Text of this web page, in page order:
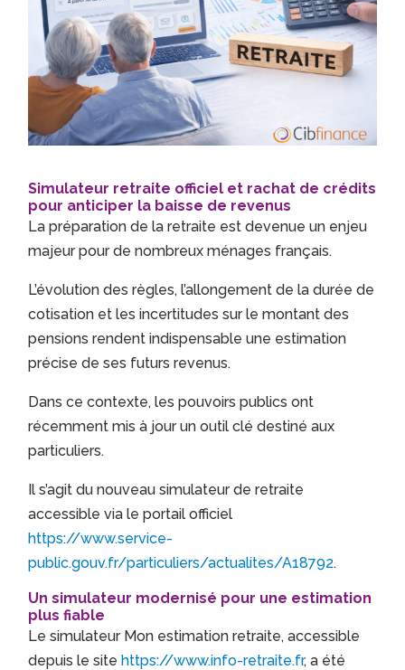
Simulateur retraite officiel et rachat de crédits
pour anticiper la baisse de revenus
La préparation de la retraite est devenue un enjeu
majeur pour de nombreux ménages français.
L’évolution des règles, l’allongement de la durée de
cotisation et les incertitudes sur le montant des
pensions rendent indispensable une estimation
précise de ses futurs revenus.
Dans ce contexte, les pouvoirs publics ont
récemment mis à jour un outil clé destiné aux
particuliers.
Il s’agit du nouveau simulateur de retraite
accessible via le portail officiel
https://www.service-
public.gouv.fr/particuliers/actualites/A18792.
Un simulateur modernisé pour une estimation
plus fiable
Le simulateur Mon estimation retraite, accessible
depuis le sitehttps://www.info-retraite.fr, a été